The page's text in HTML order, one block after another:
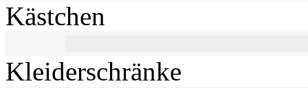
Kästchen
Kleiderschränke